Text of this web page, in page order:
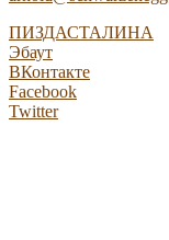
ПИЗДАСТАЛИНА
Эбаут
ВКонтакте
Facebook
Twitter